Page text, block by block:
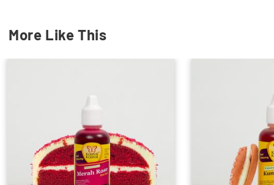
More Like This